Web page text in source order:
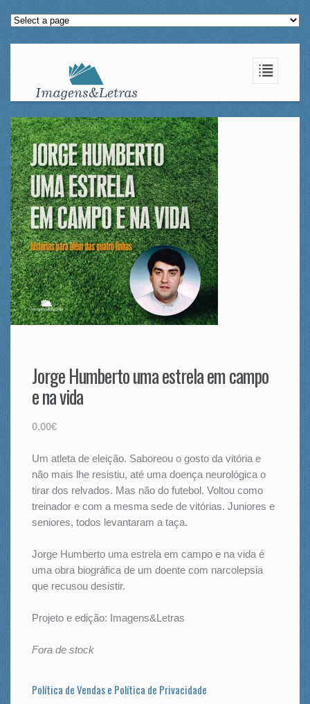
Jorge Humberto uma estrela em campo
e na vida
0.00€
Um atleta de eleição. Saboreou o gosto da vitória e
não mais lhe resistiu, até uma doença neurológica o
tirar dos relvados. Mas não do futebol. Voltou como
treinador e com a mesma sede de vitórias. Juniores e
seniores, todos levantaram a taça.
Jorge Humberto uma estrela em campo e na vida é
uma obra biográfica de um doente com narcolepsia
que recusou desistir.
Projeto e edição: Imagens&Letras
Fora de stock
Política de Vendas e Política de Privacidade